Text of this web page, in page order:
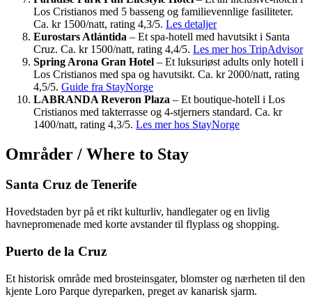
Los Cristianos med 5 basseng og familievennlige fasiliteter.
Ca. kr 1500/natt, rating 4,3/5. Les detaljer
Eurostars Atlántida – Et spa-hotell med havutsikt i Santa
Cruz. Ca. kr 1500/natt, rating 4,4/5. Les mer hos TripAdvisor
Spring Arona Gran Hotel – Et luksuriøst adults only hotell i
Los Cristianos med spa og havutsikt. Ca. kr 2000/natt, rating
4,5/5. Guide fra StayNorge
LABRANDA Reveron Plaza – Et boutique-hotell i Los
Cristianos med takterrasse og 4-stjerners standard. Ca. kr
1400/natt, rating 4,3/5. Les mer hos StayNorge
Områder / Where to Stay
Santa Cruz de Tenerife
Hovedstaden byr på et rikt kulturliv, handlegater og en livlig
havnepromenade med korte avstander til flyplass og shopping.
Puerto de la Cruz
Et historisk område med brosteinsgater, blomster og nærheten til den
kjente Loro Parque dyreparken, preget av kanarisk sjarm.